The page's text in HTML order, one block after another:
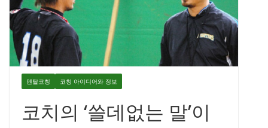
멘탈코칭 코칭 아이디어와 정보
코치의 ‘쓸데없는 말’이